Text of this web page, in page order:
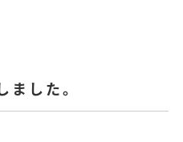
ました。